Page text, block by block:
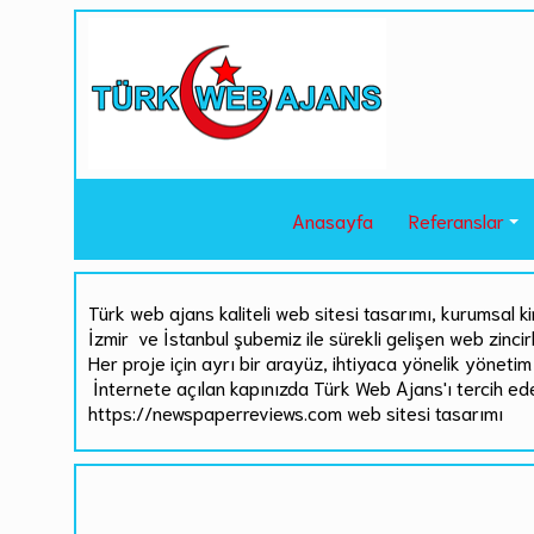
Anasayfa Referanslar
Türk web ajans kaliteli web sitesi tasarımı, kurumsal
İzmir ve İstanbul şubemiz ile sürekli gelişen web
Her proje için ayrı bir arayüz, ihtiyaca yönelik
İnternete açılan kapınızda Türk Web Ajans'ı tercih
https://newspaperreviews.com web sitesi tasarımı